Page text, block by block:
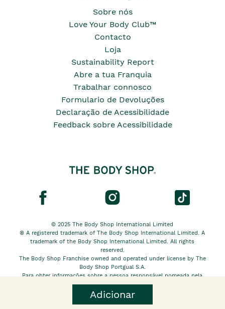
Adicionar
Sobre nós
Love Your Body Club™
Contacto
Loja
Sustainability Report
Abre a tua Franquia
Trabalhar connosco
Formulario de Devoluções
Declaração de Acessibilidade
Feedback sobre Acessibilidade
© 2025 The Body Shop International Limited
® A registered trademark of The Body Shop International Limited. A
trademark of the Body Shop International Limited. All rights
reserved.
The Body Shop Franchise owned and operated under license by The
Body Shop Portgual S.A.
Para obter informações sobre a pessoa responsável nomeada pela
The Body Shop International Limited EU, clique